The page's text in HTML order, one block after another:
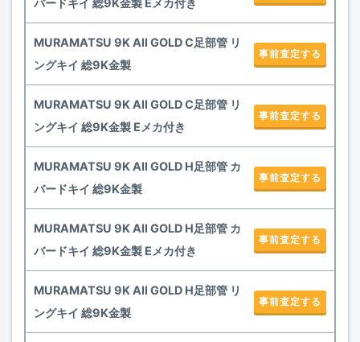
バードキイ 総9K金製 Eメカ付き
MURAMATSU 9K All GOLD C足部管 リ
ングキイ 総9K金製
事前査定する
MURAMATSU 9K All GOLD C足部管 リ
ングキイ 総9K金製 Eメカ付き
事前査定する
MURAMATSU 9K All GOLD H足部管 カ
バードキイ 総9K金製
事前査定する
MURAMATSU 9K All GOLD H足部管 カ
バードキイ 総9K金製 Eメカ付き
事前査定する
MURAMATSU 9K All GOLD H足部管 リ
ングキイ 総9K金製
事前査定する